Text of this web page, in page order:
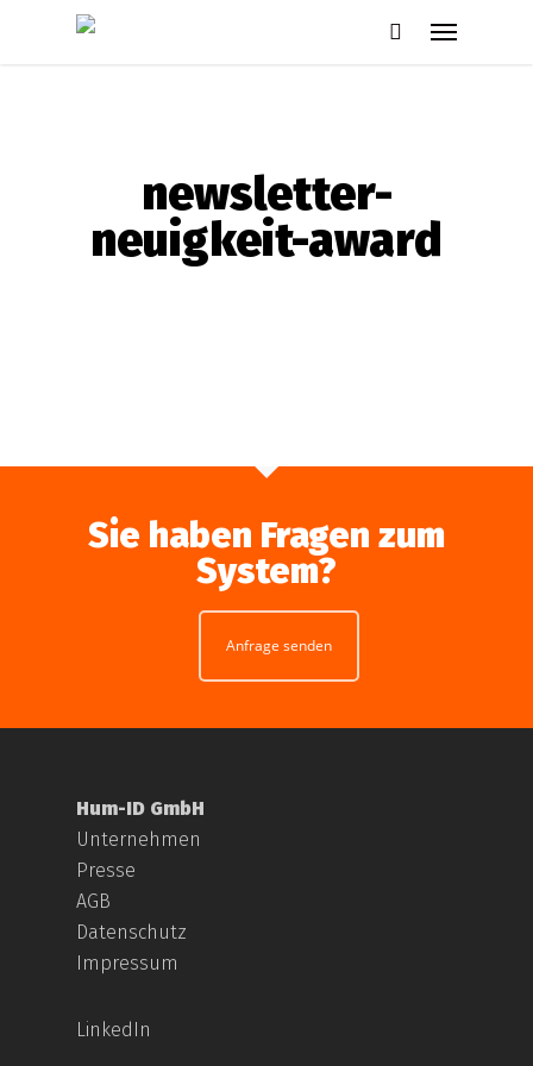
Menu
newsletter-
neuigkeit-award
Sie haben Fragen zum
System?
Anfrage senden
Hum-ID GmbH
Unternehmen
Presse
AGB
Datenschutz
Impressum
LinkedIn